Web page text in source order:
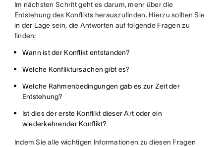
Im nächsten Schritt geht es darum, mehr über die
Entstehung des Konflikts herauszufinden. Hierzu sollten Sie
in der Lage sein, die Antworten auf folgende Fragen zu
finden:
Wann ist der Konflikt entstanden?
Welche Konfliktursachen gibt es?
Welche Rahmenbedingungen gab es zur Zeit der
Entstehung?
Ist dies der erste Konflikt dieser Art oder ein
wiederkehrender Konflikt?
Indem Sie alle wichtigen Informationen zu diesen Fragen